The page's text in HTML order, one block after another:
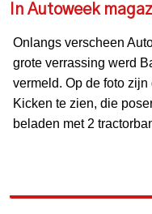
In Autoweek
Onlangs verscheen
grote verrassing werd
vermeld. Op de foto
Kicken te zien, die
beladen met 2